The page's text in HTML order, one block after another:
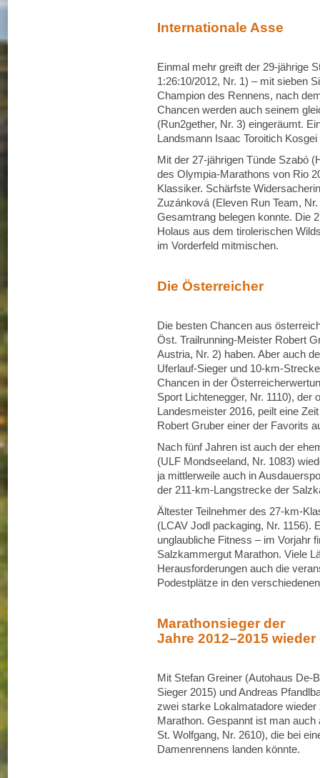
Internationale Asse
Einmal mehr greift der 29‐jährige
1:26:10/2012, Nr. 1) – mit sieben
Champion des Rennens, nach
Chancen werden auch seinem
(Run2gether, Nr. 3) eingeräumt.
Landsmann Isaac Toroitich
Mit der 27‐jährigen Tünde Szabó
des Olympia‐Marathons von Rio
Klassiker. Schärfste
Zuzánková (Eleven Run Team,
Gesamtrang belegen konnte. Die
Holaus aus dem tirolerischen
im Vorderfeld mitmischen.
Die Österreicher
Die besten Chancen aus
Öst. Trailrunning‐Meister Robert
Austria, Nr. 2) haben. Aber auch
Uferlauf‐Sieger und
Chancen in der
Sport Lichtenegger, Nr. 1110), der
Landesmeister 2016, peilt eine
Robert Gruber einer der Favorits
Nach fünf Jahren ist auch der
(ULF Mondseeland, Nr. 1083)
ja mittlerweile auch in
der 211‐km‐Langstrecke der
Ältester Teilnehmer des
(LCAV Jodl packaging, Nr. 1156).
unglaubliche Fitness – im Vorjahr
Salzkammergut Marathon. Viele
Herausforderungen auch die
Podestplätze in den
Marathonsieger der
Jahre 2012–2015 wieder
Mit Stefan Greiner (Autohaus
Sieger 2015) und Andreas
zwei starke Lokalmatadore
Marathon. Gespannt ist man
St. Wolfgang, Nr. 2610), die bei
Damenrennens landen könnte.